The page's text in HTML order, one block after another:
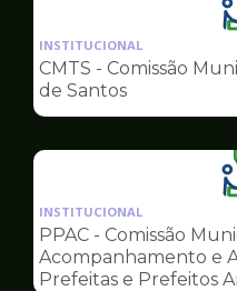
INSTITUCIONAL
CMTS - Comissão
de Santos
INSTITUCIONAL
PPAC - Comissão
Acompanhamento e
Prefeitas e Prefeitos